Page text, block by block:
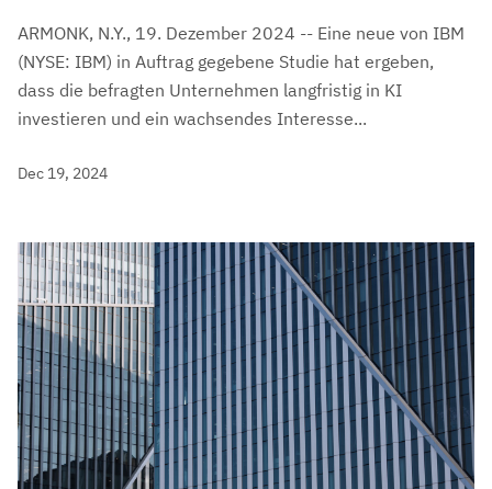
ARMONK, N.Y., 19. Dezember 2024 -- Eine neue von IBM
(NYSE: IBM) in Auftrag gegebene Studie hat ergeben,
dass die befragten Unternehmen langfristig in KI
investieren und ein wachsendes Interesse...
Dec 19, 2024